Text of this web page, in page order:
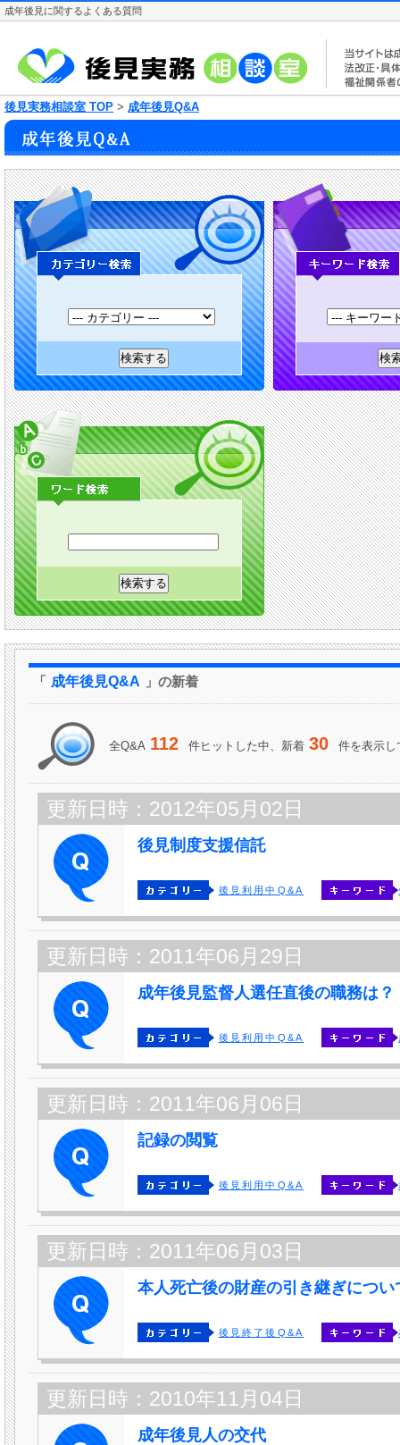
成年後見に関するよくある質問
後見実務相談室 TOP > 成年後見Q&A
「 成年後見Q&A 」の新着
全Q&A 112 件ヒットした中、新着 30 件を表示し
更新日時：2012年05月02日
後見制度支援信託
後見利用中Q&A
更新日時：2011年06月29日
成年後見監督人選任直後の職務は？
後見利用中Q&A
更新日時：2011年06月06日
記録の閲覧
後見利用中Q&A
更新日時：2011年06月03日
本人死亡後の財産の引き継ぎについ
後見終了後Q&A
更新日時：2010年11月04日
成年後見人の交代